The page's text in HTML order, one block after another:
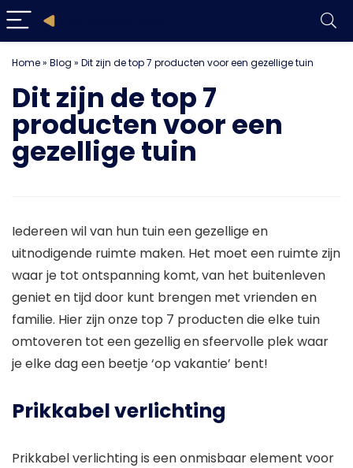
Home» Blog » Dit zijn de top 7 producten voor een gezellige tuin
Dit zijn de top 7
producten voor een
gezellige tuin
Iedereen wil van hun tuin een gezellige en
uitnodigende ruimte maken. Het moet een ruimte zijn
waar je tot ontspanning komt, van het buitenleven
geniet en tijd door kunt brengen met vrienden en
familie. Hier zijn onze top 7 producten die elke tuin
omtoveren tot een gezellig en sfeervolle plek waar
je elke dag een beetje ‘op vakantie’ bent!
Prikkabel verlichting
Prikkabel verlichting is een onmisbaar element voor